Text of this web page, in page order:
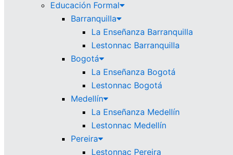
Educación Formal
Barranquilla
La Enseñanza Barranquilla
Lestonnac Barranquilla
Bogotá
La Enseñanza Bogotá
Lestonnac Bogotá
Medellín
La Enseñanza Medellín
Lestonnac Medellín
Pereira
Lestonnac Pereira